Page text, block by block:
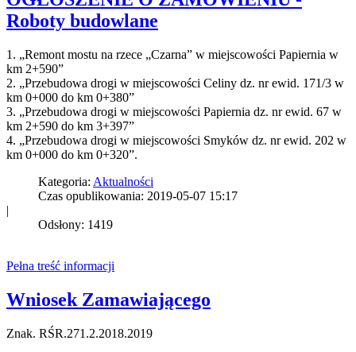
Roboty budowlane
1. „Remont mostu na rzece „Czarna” w miejscowości Papiernia w
km 2+590”
2. „Przebudowa drogi w miejscowości Celiny dz. nr ewid. 171/3 w
km 0+000 do km 0+380”
3. „Przebudowa drogi w miejscowości Papiernia dz. nr ewid. 67 w
km 2+590 do km 3+397”
4. „Przebudowa drogi w miejscowości Smyków dz. nr ewid. 202 w
km 0+000 do km 0+320”.
Kategoria: Aktualności
Czas opublikowania: 2019-05-07 15:17
|
Odsłony: 1419
Pełna treść informacji
Wniosek Zamawiającego
Znak. RŚR.271.2.2018.2019